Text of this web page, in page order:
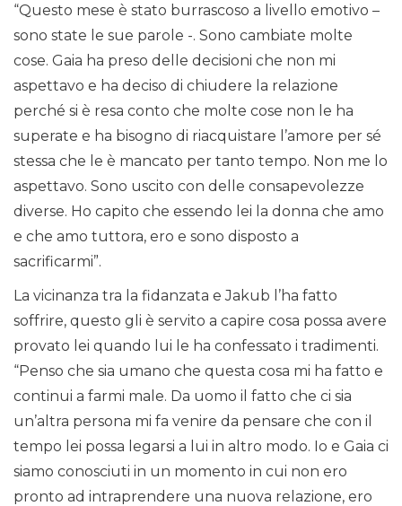
“Questo mese è stato burrascoso a livello emotivo –
sono state le sue parole -. Sono cambiate molte
cose. Gaia ha preso delle decisioni che non mi
aspettavo e ha deciso di chiudere la relazione
perché si è resa conto che molte cose non le ha
superate e ha bisogno di riacquistare l’amore per sé
stessa che le è mancato per tanto tempo. Non me lo
aspettavo. Sono uscito con delle consapevolezze
diverse. Ho capito che essendo lei la donna che amo
e che amo tuttora, ero e sono disposto a
sacrificarmi”.
La vicinanza tra la fidanzata e Jakub l’ha fatto
soffrire, questo gli è servito a capire cosa possa avere
provato lei quando lui le ha confessato i tradimenti.
“Penso che sia umano che questa cosa mi ha fatto e
continui a farmi male. Da uomo il fatto che ci sia
un’altra persona mi fa venire da pensare che con il
tempo lei possa legarsi a lui in altro modo. Io e Gaia ci
siamo conosciuti in un momento in cui non ero
pronto ad intraprendere una nuova relazione, ero